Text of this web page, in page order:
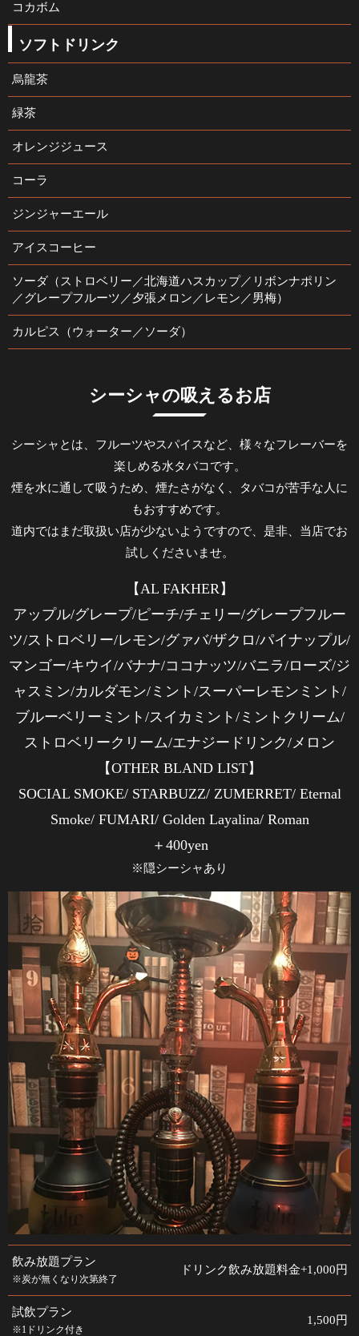
コカボム
ソフトドリンク
烏龍茶
緑茶
オレンジジュース
コーラ
ジンジャーエール
アイスコーヒー
ソーダ（ストロベリー／北海道ハスカップ／リボンナポリン
／グレープフルーツ／夕張メロン／レモン／男梅）
カルピス（ウォーター／ソーダ）
シーシャの吸えるお店
シーシャとは、フルーツやスパイスなど、様々なフレーバーを
楽しめる水タバコです。
煙を水に通して吸うため、煙たさがなく、タバコが苦手な人に
もおすすめです。
道内ではまだ取扱い店が少ないようですので、是非、当店でお
試しくださいませ。
【AL FAKHER】
アップル/グレープ/ピーチ/チェリー/グレープフルー
ツ/ストロベリー/レモン/グァバ/ザクロ/パイナップル/
マンゴー/キウイ/バナナ/ココナッツ/バニラ/ローズ/ジ
ャスミン/カルダモン/ミント/スーパーレモンミント/
ブルーベリーミント/スイカミント/ミントクリーム/
ストロベリークリーム/エナジードリンク/メロン
【OTHER BLAND LIST】
SOCIAL SMOKE/ STARBUZZ/ ZUMERRET/ Eternal
Smoke/ FUMARI/ Golden Layalina/ Roman
＋400yen
※隠シーシャあり
飲み放題プラン
※炭が無くなり次第終了
ドリンク飲み放題料金+1,000円
試飲プラン
※1ドリンク付き
1,500円